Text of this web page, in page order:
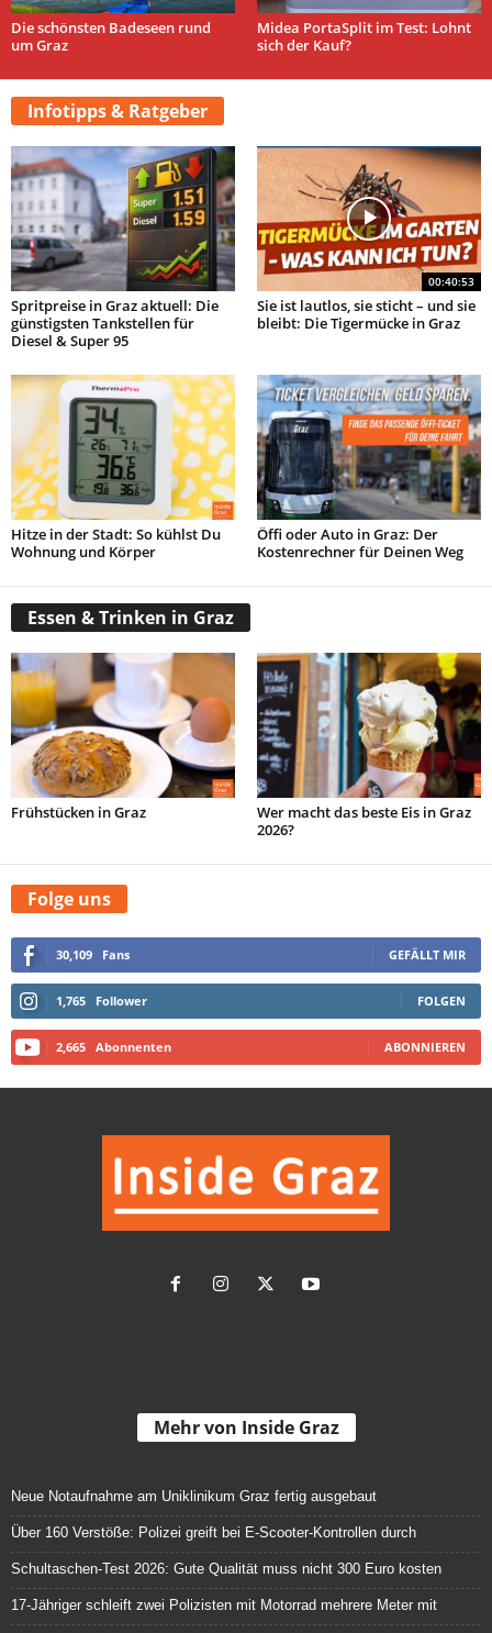
Die schönsten Badeseen rund
um Graz
Midea PortaSplit im Test: Lohnt
sich der Kauf?
Infotipps & Ratgeber
Spritpreise in Graz aktuell: Die
günstigsten Tankstellen für
Diesel & Super 95
00:40:53
Sie ist lautlos, sie sticht – und sie
bleibt: Die Tigermücke in Graz
Hitze in der Stadt: So kühlst Du
Wohnung und Körper
Öffi oder Auto in Graz: Der
Kostenrechner für Deinen Weg
Essen & Trinken in Graz
Frühstücken in Graz
Wer macht das beste Eis in Graz
2026?
Folge uns
30,109 Fans GEFÄLLT MIR
1,765 Follower FOLGEN
2,665 Abonnenten ABONNIEREN
Mehr von Inside Graz
Neue Notaufnahme am Uniklinikum Graz fertig ausgebaut
Über 160 Verstöße: Polizei greift bei E-Scooter-Kontrollen durch
Schultaschen-Test 2026: Gute Qualität muss nicht 300 Euro kosten
17-Jähriger schleift zwei Polizisten mit Motorrad mehrere Meter mit